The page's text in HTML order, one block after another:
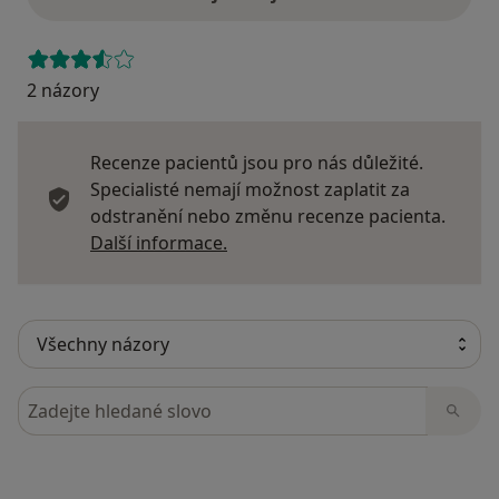
2 názory
Recenze pacientů jsou pro nás důležité.
Specialisté nemají možnost zaplatit za
odstranění nebo změnu recenze pacienta.
Další informace.
Hledejte v názorech